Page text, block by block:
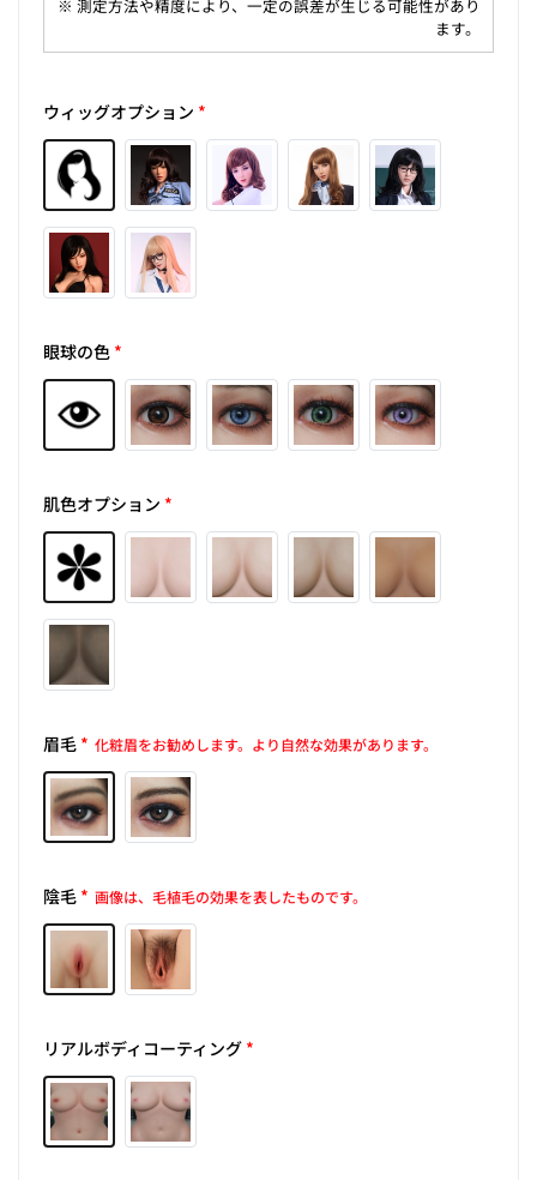
※ 測定方法や精度により、一定の誤差が生じる可能性があり
ます。
ウィッグオプション *
眼球の色*
肌色オプション *
眉毛* 化粧眉をお勧めします。より自然な効果があります。
陰毛* 画像は、毛植毛の効果を表したものです。
リアルボディコーティング*